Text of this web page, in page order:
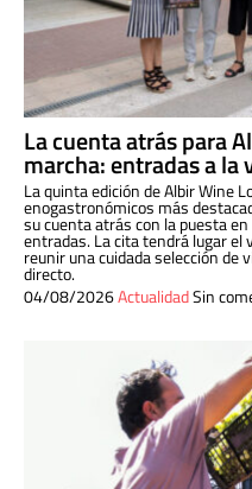
La cuenta atrás para
marcha: entradas a
La quinta edición de Albir Wine
enogastronómicos más
su cuenta atrás con la puesta
entradas. La cita tendrá lugar
reunir una cuidada selección
directo.
04/08/2026ActualidadSin